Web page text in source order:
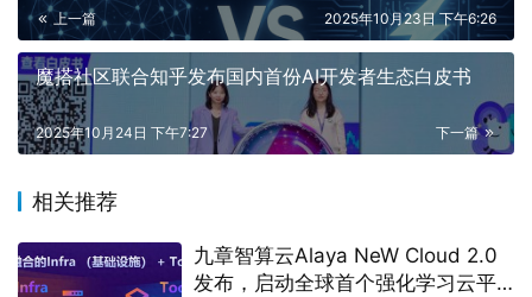
上一篇 2025年10月23日 下午6:26
魔搭社区联合知乎发布国内首份AI开发者生态白皮书
下一篇
2025年10月24日 下午7:27
相关推荐
九章智算云Alaya NeW Cloud 2.0
发布，启动全球首个强化学习云平